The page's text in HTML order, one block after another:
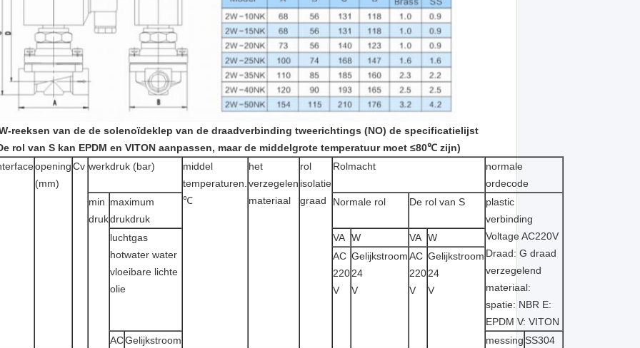
reeksen van de de solenoïdeklep van de draadverbinding tweerichtings (NO) de specificatielijst
rol van S kan EPDM en VITON aanpassen, maar de middelgrote temperatuur moet ≤80℃ zijn)
opening
(mm)
Cv werkdruk (bar)
middel
temperaturen.
℃
het
verzegelen
materiaal
rol
isolatie
graad
Rolmacht
normale
ordecode
min
druk
maximum
drukdruk
Normale rol De rol van S
plastic
verbinding
Voltage AC220V
Draad: G draad
verzegelend
materiaal:
spatie: NBR E:
EPDM V: VITON
luchtgas
hotwater water
vloeibare lichte
olie
VA W VA W
AC
220
V
Gelijkstroom
24
V
AC
220
V
Gelijkstroom
24
V
ACGelijkstroom messingSS304